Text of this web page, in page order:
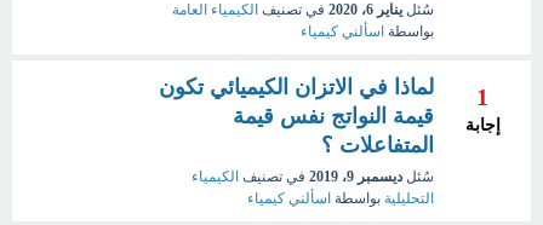
سُئل يناير 6، 2020 في تصنيف الكيمياء العامة
بواسطة اسألني كيمياء
1
إجابة
لماذا في الاتزان الكيميائي تكون
قيمة النواتج نفس قيمة
المتفاعلات ؟
سُئل ديسمبر 9، 2019 في تصنيف الكيمياء
التحليلية بواسطة اسألني كيمياء